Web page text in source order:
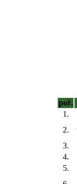
poř.
1.
2.
3.
4.
5.